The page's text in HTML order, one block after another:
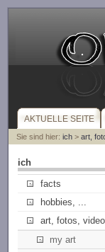
AKTUELLE SEITE
Sie sind hier: ich> art,
ich
facts
hobbies, ...
art, fotos,
my art